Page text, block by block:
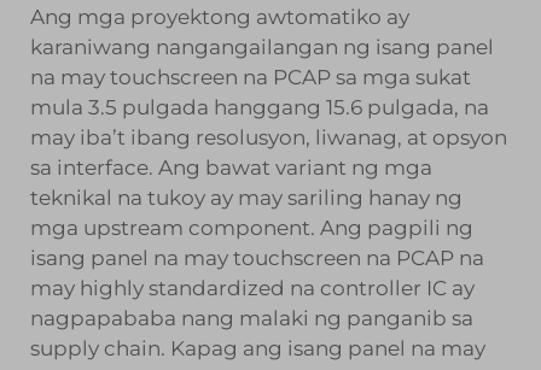
Ang mga proyektong awtomatiko ay
karaniwang nangangailangan ng isang panel
na may touchscreen na PCAP sa mga sukat
mula 3.5 pulgada hanggang 15.6 pulgada, na
may iba’t ibang resolusyon, liwanag, at opsyon
sa interface. Ang bawat variant ng mga
teknikal na tukoy ay may sariling hanay ng
mga upstream component. Ang pagpili ng
isang panel na may touchscreen na PCAP na
may highly standardized na controller IC ay
nagpapababa nang malaki ng panganib sa
supply chain. Kapag ang isang panel na may